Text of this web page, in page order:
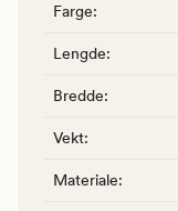
Farge:
Lengde:
Bredde:
Vekt:
Materiale: